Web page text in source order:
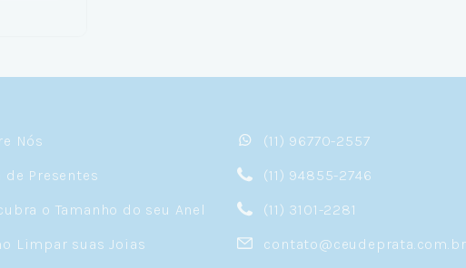
Nós
de Presentes
o Tamanho do seu Anel
Limpar suas Joias
(11) 96770-2557
(11) 94855-2746
(11) 3101-2281
contato@ceudeprata.com.br